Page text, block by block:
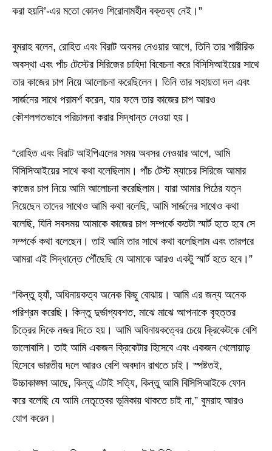
করা হয়নি’-এর মতো কোনও শিরোনামহীন বক্তব্য নেই।”
বুমরাহ বলেন, রোহিত এবং বিরাট অবসর নেওয়ার আগে, তিনি তার শারীরিক
অবস্থা এবং পাঁচ টেস্টের সিরিজের চাহিদা বিবেচনা করে বিসিসিআইয়ের সাথে
তার কাজের চাপ নিয়ে আলোচনা করেছিলেন। তিনি তার সহায়তা দল এবং
সার্জনের সাথে পরামর্শ করেন, যার ফলে তার কাজের চাপ আরও
কৌশলগতভাবে পরিচালনা করার সিদ্ধান্ত নেওয়া হয়।
“রোহিত এবং বিরাট আইপিএলের সময় অবসর নেওয়ার আগে, আমি
বিসিসিআইয়ের সাথে কথা বলেছিলাম। পাঁচ টেস্ট ম্যাচের সিরিজে আমার
কাজের চাপ নিয়ে আমি আলোচনা করেছিলাম। যারা আমার পিঠের যত্ন
নিয়েছেন তাদের সাথেও আমি কথা বলেছি, আমি সার্জনের সাথেও কথা
বলেছি, যিনি সবসময় আমাকে কাজের চাপ সম্পর্কে কতটা স্মার্ট হতে হবে সে
সম্পর্কে কথা বলেছেন। তাই আমি তার সাথে কথা বলেছিলাম এবং তারপরে
আমরা এই সিদ্ধান্তে পৌঁছেছি যে আমাকে আরও একটু স্মার্ট হতে হবে।”
“কিন্তু হ্যাঁ, অধিনায়কত্ব অনেক কিছু বোঝায়। আমি এর জন্য অনেক
পরিশ্রম করেছি। কিন্তু দুর্ভাগ্যবশত, মাঝে মাঝে আপনাকে বৃহত্তর
চিত্রের দিকে নজর দিতে হয়। আমি অধিনায়কত্বের চেয়ে ক্রিকেটকে বেশি
ভালোবাসি। তাই আমি একজন ক্রিকেটার হিসেবে এবং একজন খেলোয়াড়
হিসেবে ভারতীয় দলে আরও বেশি অবদান রাখতে চাই। স্পষ্টতই,
উচ্চাকাঙ্ক্ষা আছে, কিন্তু এটাই সত্যি, কিন্তু আমি বিসিসিআইকে ফোন
করে বলেছি যে আমি নেতৃত্বের ভূমিকায় থাকতে চাই না,” বুমরাহ আরও
যোগ করেন।